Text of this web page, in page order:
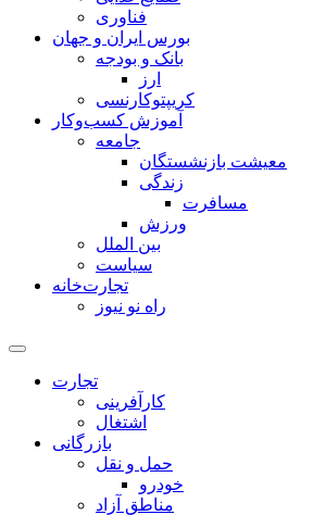
فناوری
بورس ایران و جهان
بانک و بودجه
ارز
کریپتوکارنسی
آموزش کسب‌وکار
جامعه
معیشت بازنشستگان
زندگی
مسافرت
ورزش
بین الملل
سیاست
تجارت‌خانه
راه نو نیوز
تجارت
کارآفرینی
اشتغال
بازرگانی
حمل و نقل
خودرو
مناطق آزاد